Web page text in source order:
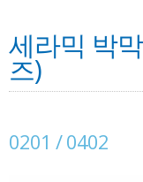
세라믹 박
즈)
0201 / 0402